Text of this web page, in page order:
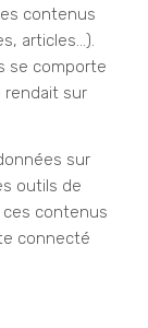
contenus
articles…).
se comporte
rendait sur
sur
outils de
contenus
connecté